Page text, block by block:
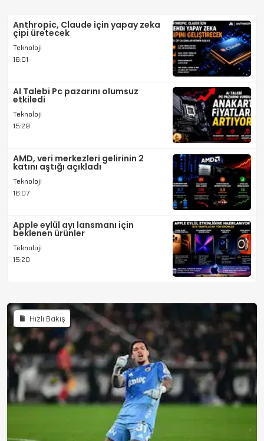
Anthropic, Claude için yapay zeka
çipi üretecek
Teknoloji
16:01
AI Talebi Pc pazarını olumsuz
etkiledi
Teknoloji
15:29
AMD, veri merkezleri gelirinin 2
katını aştığı açıkladı
Teknoloji
16:07
Apple eylül ayı lansmanı için
beklenen ürünler
Teknoloji
15:20
Hızlı Bakış